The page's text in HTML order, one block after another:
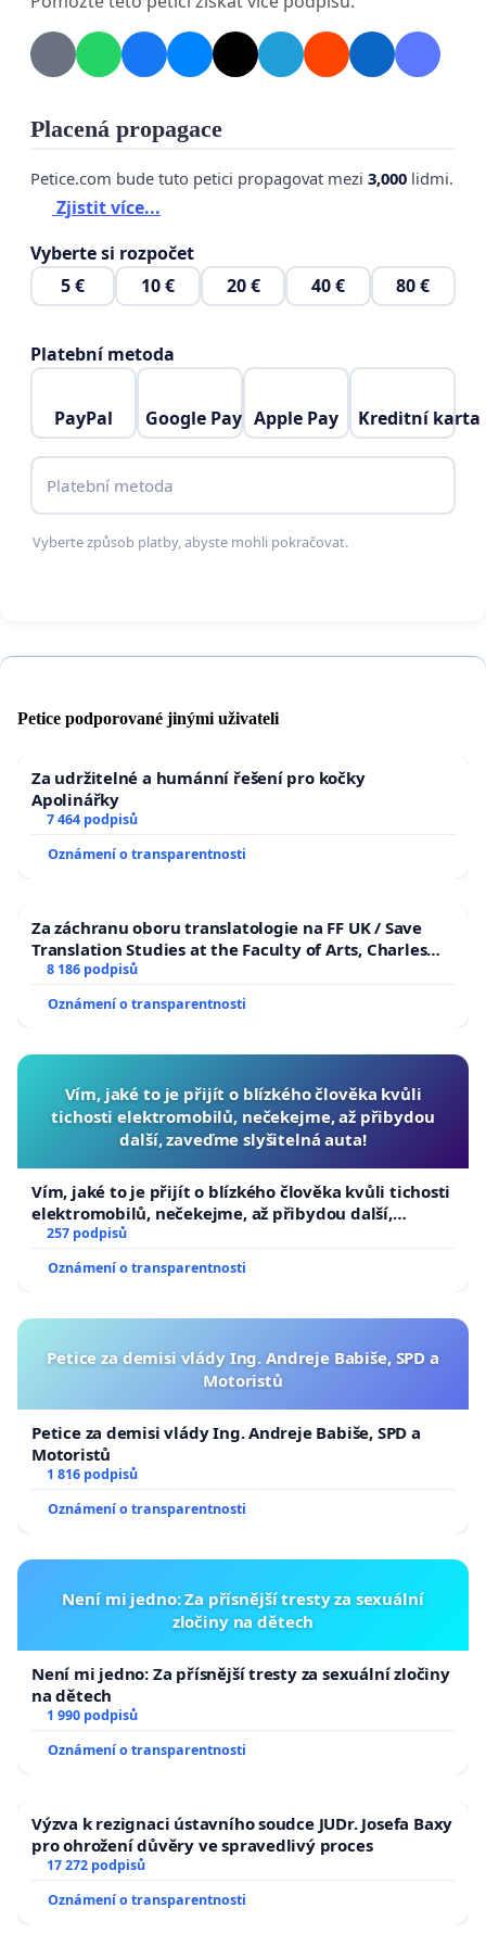
své nejslabší členy – ať už jde o zvířata nebo lidi –
Placená propagace
Petice.com bude tuto petici propagovat mezi 3,000 lidmi.
Zjistit více...
Vyberte si rozpočet
5 €
10 € 20 € 40 € 80 €
Platební metoda
PayPal Google Pay Apple Pay Kreditní karta
Platební metoda
Vyberte způsob platby, abyste mohli pokračovat.
Petice podporované jinými uživateli
Za udržitelné a humánní řešení pro kočky
Apolinářky
7 464 podpisů
Oznámení o transparentnosti
Za záchranu oboru translatologie na FF UK / Save
Translation Studies at the Faculty of Arts, Charles
University
8 186 podpisů
Oznámení o transparentnosti
Vím, jaké to je přijít o blízkého člověka kvůli
tichosti elektromobilů, nečekejme, až přibydou
další, zaveďme slyšitelná auta!
Vím, jaké to je přijít o blízkého člověka kvůli tichosti
elektromobilů, nečekejme, až přibydou další,
zaveďme slyšitelná auta!
257 podpisů
Oznámení o transparentnosti
Petice za demisi vlády Ing. Andreje Babiše, SPD a
Motoristů
Petice za demisi vlády Ing. Andreje Babiše, SPD a
Motoristů
1 816 podpisů
Oznámení o transparentnosti
Není mi jedno: Za přísnější tresty za sexuální
zločiny na dětech
Není mi jedno: Za přísnější tresty za sexuální zločiny
na dětech
1 990 podpisů
Oznámení o transparentnosti
Výzva k rezignaci ústavního soudce JUDr. Josefa Baxy
pro ohrožení důvěry ve spravedlivý proces
17 272 podpisů
Oznámení o transparentnosti